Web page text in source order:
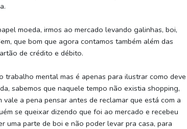
moeda, irmos ao mercado levando galinhas, boi,
que bom que agora contamos também além das
de crédito e débito.
trabalho mental mas é apenas para ilustrar como deve
sabemos que naquele tempo não existia shopping,
a pena pensar antes de reclamar que está com a
se queixar dizendo que foi ao mercado e recebeu
uma parte de boi e não poder levar pra casa, para